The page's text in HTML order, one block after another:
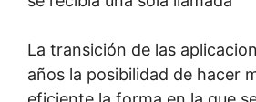
La transición de las
años la posibilidad de hacer